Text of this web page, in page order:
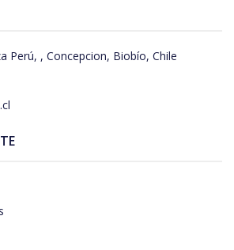
Perú, , Concepcion, Biobío, Chile